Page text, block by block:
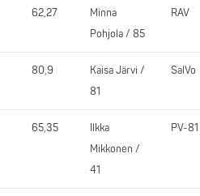
62,27
Minna
Pohjola / 85
RAV
80,9
Kaisa Järvi /
81
SalVo
65,35
Ilkka
Mikkonen /
41
PV-81